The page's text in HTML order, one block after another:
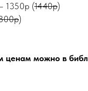
1350р (1440р)
)
ценам можно в